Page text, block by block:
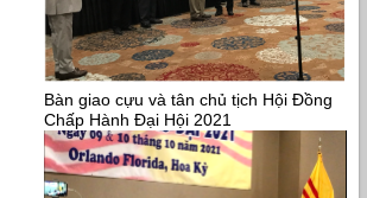
Bàn giao cựu và tân chủ tịch Hội Đồng
Chấp Hành Đại Hội 2021